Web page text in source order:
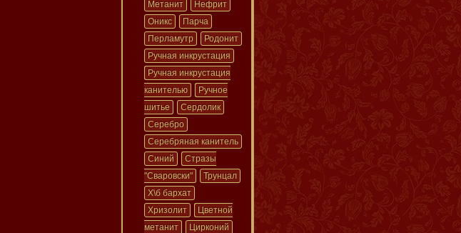
Метанит
Нефрит
Оникс
Парча
Перламутр
Родонит
Ручная инкрустация
Ручная инкрустация
канителью
Ручное
шитье
Сердолик
Серебро
Серебряная канитель
Синий
Стразы
"Сваровски"
Трунцал
Х\б бархат
Хризолит
Цветной
метанит
Цирконий